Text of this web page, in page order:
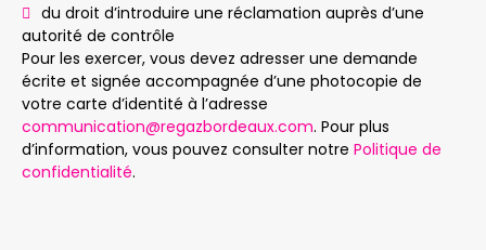
du droit d’introduire une réclamation auprès d’une
autorité de contrôle
Pour les exercer, vous devez adresser une demande
écrite et signée accompagnée d’une photocopie de
votre carte d’identité à l’adresse
communication@regazbordeaux.com. Pour plus
d’information, vous pouvez consulter notre Politique de
confidentialité.